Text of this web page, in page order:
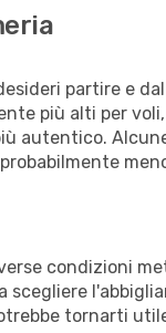
partire e
più alti per
autentico.
condizioni
scegliere
tornarti